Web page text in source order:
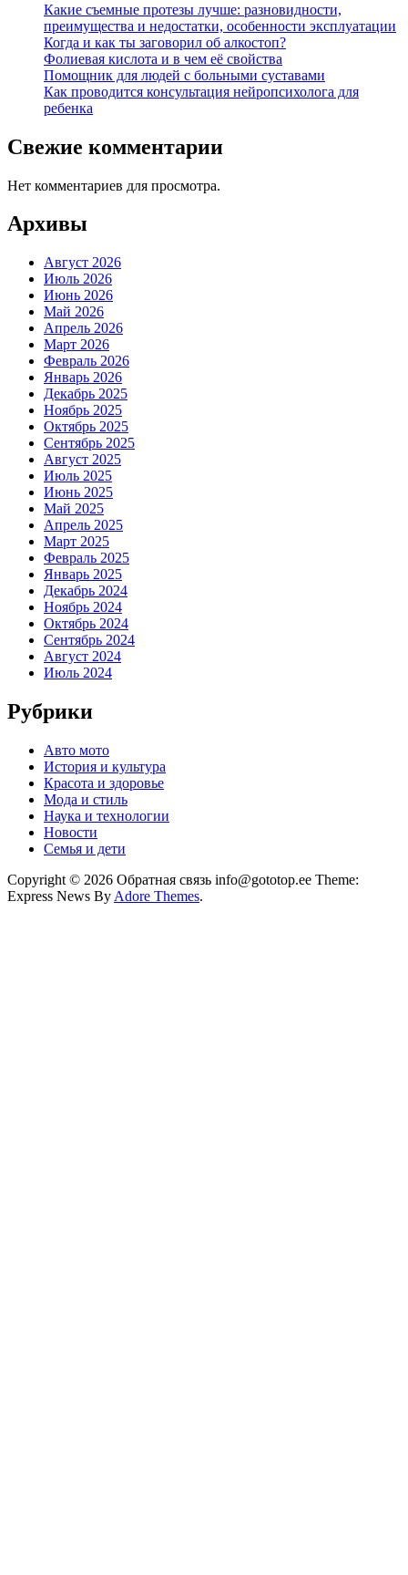
Какие съемные протезы лучше: разновидности,
преимущества и недостатки, особенности эксплуатации
Когда и как ты заговорил об алкостоп?
Фолиевая кислота и в чем её свойства
Помощник для людей с больными суставами
Как проводится консультация нейропсихолога для
ребенка
Свежие комментарии
Нет комментариев для просмотра.
Архивы
Август 2026
Июль 2026
Июнь 2026
Май 2026
Апрель 2026
Март 2026
Февраль 2026
Январь 2026
Декабрь 2025
Ноябрь 2025
Октябрь 2025
Сентябрь 2025
Август 2025
Июль 2025
Июнь 2025
Май 2025
Апрель 2025
Март 2025
Февраль 2025
Январь 2025
Декабрь 2024
Ноябрь 2024
Октябрь 2024
Сентябрь 2024
Август 2024
Июль 2024
Рубрики
Авто мото
История и культура
Красота и здоровье
Мода и стиль
Наука и технологии
Новости
Семья и дети
Copyright © 2026 Обратная связь info@gototop.ee Theme:
Express News By Adore Themes.